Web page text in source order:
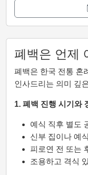
폐백은 언제
폐백은 한국 전통 혼
인사드리는 의미 깊
1. 폐백 진행 시기와
예식 직후 별도
신부 집이나 예
피로연 전 또는
조용하고 격식